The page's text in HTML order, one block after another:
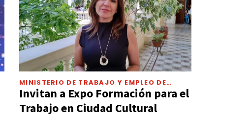
MINISTERIO DE TRABAJO Y EMPLEO DE
JUJUY
Invitan a Expo Formación para el
Trabajo en Ciudad Cultural